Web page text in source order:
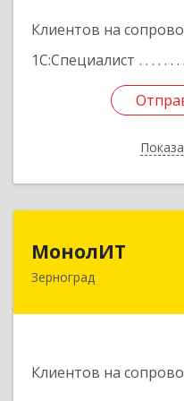
Клиентов на
1С:Специалист
МонолИТ
Зерноград
Клиентов на
347740,